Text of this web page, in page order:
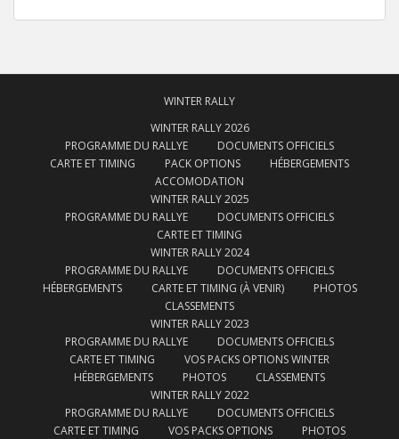
WINTER RALLY
WINTER RALLY 2026
PROGRAMME DU RALLYE
DOCUMENTS OFFICIELS
CARTE ET TIMING
PACK OPTIONS
HÉBERGEMENTS
ACCOMODATION
WINTER RALLY 2025
PROGRAMME DU RALLYE
DOCUMENTS OFFICIELS
CARTE ET TIMING
WINTER RALLY 2024
PROGRAMME DU RALLYE
DOCUMENTS OFFICIELS
HÉBERGEMENTS
CARTE ET TIMING (À VENIR)
PHOTOS
CLASSEMENTS
WINTER RALLY 2023
PROGRAMME DU RALLYE
DOCUMENTS OFFICIELS
CARTE ET TIMING
VOS PACKS OPTIONS WINTER
HÉBERGEMENTS
PHOTOS
CLASSEMENTS
WINTER RALLY 2022
PROGRAMME DU RALLYE
DOCUMENTS OFFICIELS
CARTE ET TIMING
VOS PACKS OPTIONS
PHOTOS